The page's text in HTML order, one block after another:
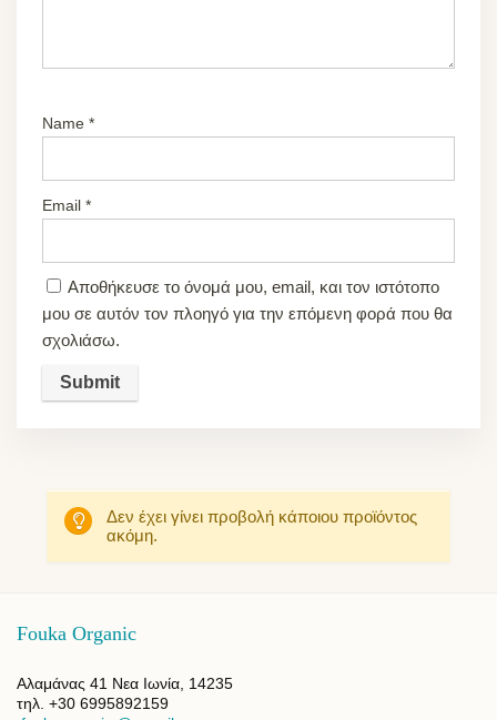
Name *
Email *
Αποθήκευσε το όνομά μου, email, και τον ιστότοπο
μου σε αυτόν τον πλοηγό για την επόμενη φορά που θα
σχολιάσω.
Δεν έχει γίνει προβολή κάποιου προϊόντος
ακόμη.
Fouka Organic
Αλαμάνας 41 Νεα Ιωνία, 14235
τηλ. +30 6995892159